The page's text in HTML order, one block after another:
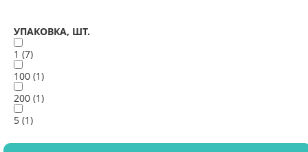
УПАКОВКА, ШТ.
1 (7)
100 (1)
200 (1)
5 (1)